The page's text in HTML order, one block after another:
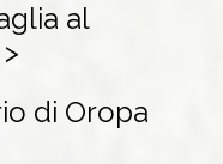
al
di Oropa